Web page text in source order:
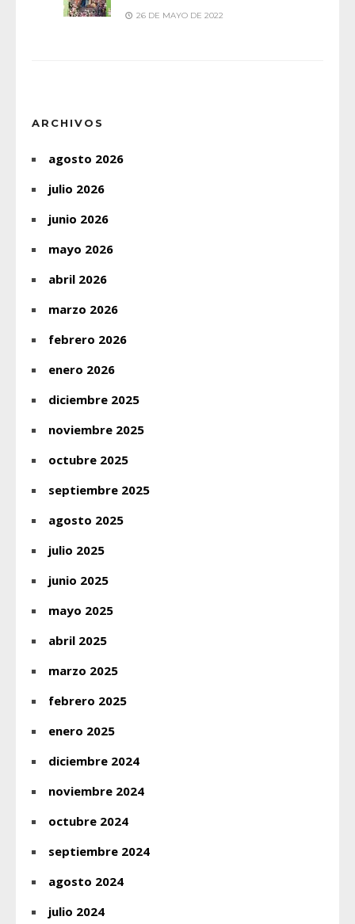
26 DE MAYO DE 2022
ARCHIVOS
agosto 2026
julio 2026
junio 2026
mayo 2026
abril 2026
marzo 2026
febrero 2026
enero 2026
diciembre 2025
noviembre 2025
octubre 2025
septiembre 2025
agosto 2025
julio 2025
junio 2025
mayo 2025
abril 2025
marzo 2025
febrero 2025
enero 2025
diciembre 2024
noviembre 2024
octubre 2024
septiembre 2024
agosto 2024
julio 2024